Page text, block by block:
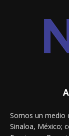
Somos un medio
Sinaloa, México;